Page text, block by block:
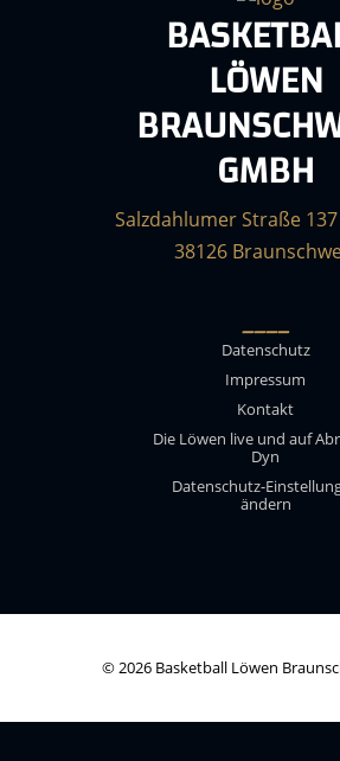
LÖWEN
GMBH
Salzdahlumer Straße
38126
____
Datenschutz
Impressum
Kontakt
Die Löwen live und auf
Dyn
Datenschutz-
ändern
© 2026 Basketball Löwen